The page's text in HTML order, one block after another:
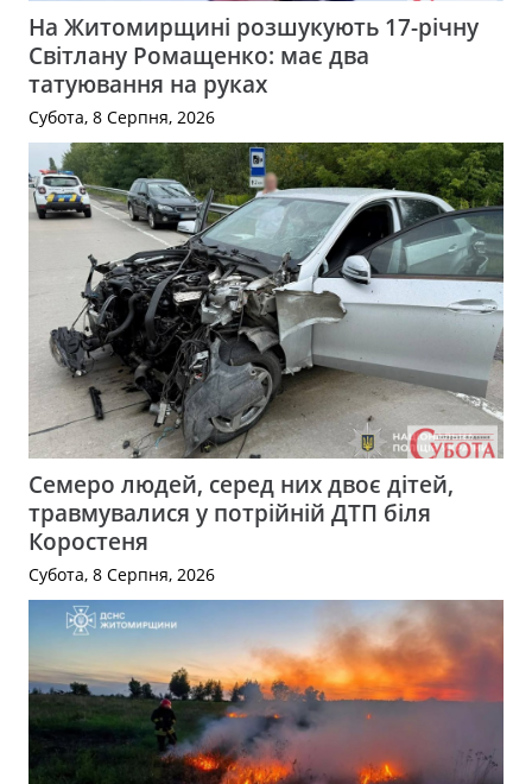
На Житомирщині розшукують 17-річну
Світлану Ромащенко: має два
татуювання на руках
Субота, 8 Серпня, 2026
Семеро людей, серед них двоє дітей,
травмувалися у потрійній ДТП біля
Коростеня
Субота, 8 Серпня, 2026